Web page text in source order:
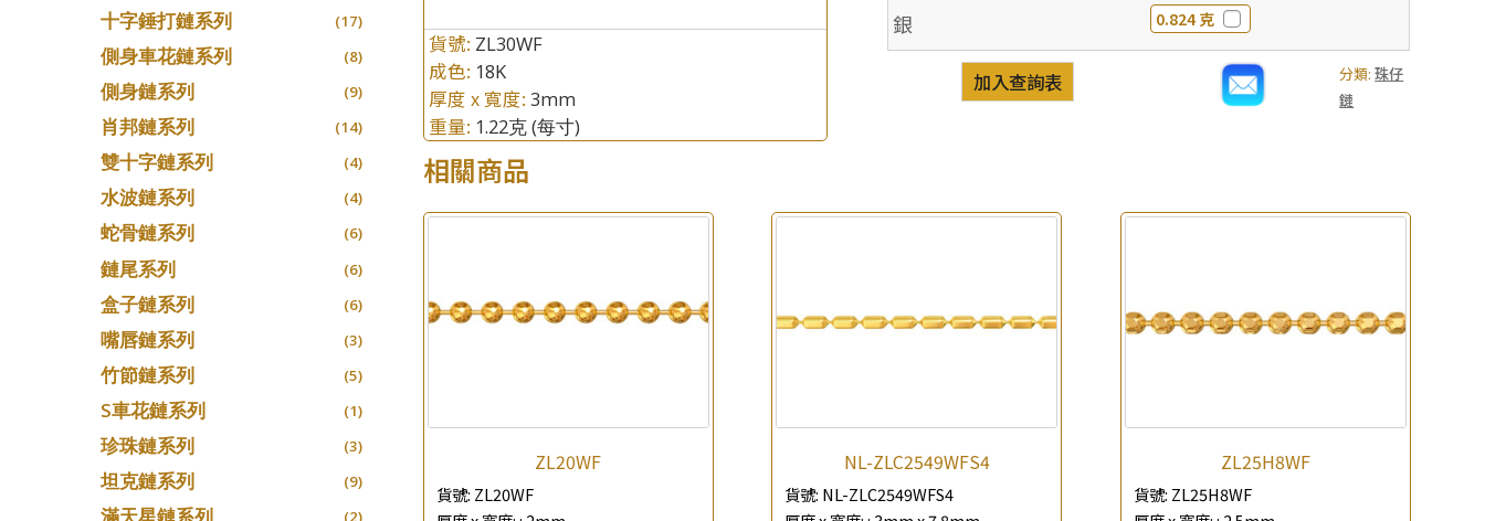
產品查詢 ×
公司名稱
貨號: ZL30WF
成色: 18K
厚度 x 寬度: 3mm
重量: 1.22克(每寸)
銀 0.824 克
分類:珠仔
鏈
加入查詢表
相關商品
ZL20WF
貨號: ZL20WF
NL-ZLC2549WFS4
貨號: NL-ZLC2549WFS4
ZL25H8WF
貨號: ZL25H8WF
十字錘打鏈系列 (17)
側身車花鏈系列 (8)
側身鏈系列 (9)
肖邦鏈系列 (14)
雙十字鏈系列 (4)
水波鏈系列 (4)
蛇骨鏈系列 (6)
鏈尾系列 (6)
盒子鏈系列 (6)
嘴唇鏈系列 (3)
竹節鏈系列 (5)
S車花鏈系列 (1)
珍珠鏈系列 (3)
坦克鏈系列 (9)
(2)